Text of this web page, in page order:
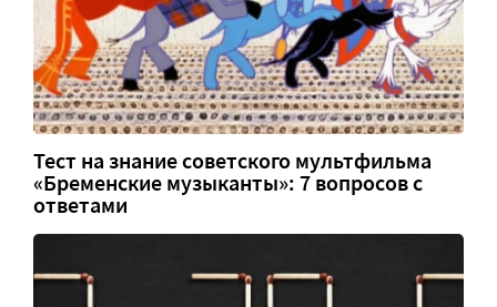
Тест на знание советского мультфильма
«Бременские музыканты»: 7 вопросов с
ответами